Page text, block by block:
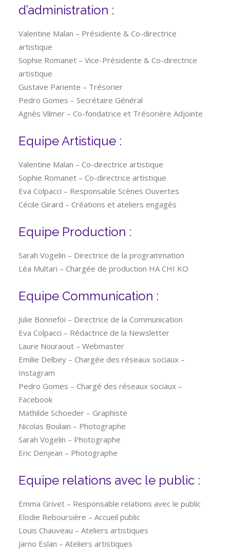
d’administration :
Valentine Malan – Présidente & Co-directrice
artistique
Sophie Romanet – Vice-Présidente & Co-directrice
artistique
Gustave Pariente – Trésorier
Pedro Gomes – Secrétaire Général
Agnès Vilmer – Co-fondatrice et Trésorière Adjointe
Equipe Artistique :
Valentine Malan – Co-directrice artistique
Sophie Romanet – Co-directrice artistique
Eva Colpacci – Responsable Scènes Ouvertes
Cécile Girard – Créations et ateliers engagés
Equipe Production :
Sarah Vogelin – Directrice de la programmation
Léa Multari – Chargée de production HA CHI KO
Equipe Communication :
Julie Bonnefoi – Directrice de la Communication
Eva Colpacci – Rédactrice de la Newsletter
Laure Nouraout – Webmaster
Emilie Delbey – Chargée des réseaux sociaux –
Instagram
Pedro Gomes – Chargé des réseaux sociaux –
Facebook
Mathilde Schoeder – Graphiste
Nicolas Boulain – Photographe
Sarah Vogelin – Photographe
Eric Denjean – Photographe
Equipe relations avec le public :
Emma Grivet – Responsable relations avec le public
Elodie Reboursière – Accueil public
Louis Chauveau – Ateliers artistiques
Jarno Eslan – Ateliers artistiques